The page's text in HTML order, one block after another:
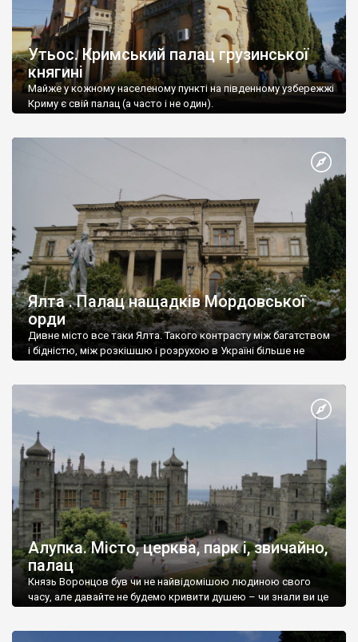
Утьос. Кримський палац грузинської
княгині
Майже у кожному населеному пункті на південному узбережжі
Криму є свій палац (а часто і не один).
Ялта . Палац нащадків Мордовської
орди
Дивне місто все таки Ялта. Такого контрасту між багатством
і бідністю, між розкішшю і розрухою в Україні більше не
Алупка. Місто, церква, парк і, звичайно,
палац
Князь Воронцов був чи не найвідомішою людиною свого
часу, але давайте не будемо кривити душею – чи знали ви це